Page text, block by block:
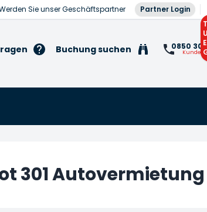
Sie unser Geschäftspartner Partner Login
Buchung suchen 0850
301